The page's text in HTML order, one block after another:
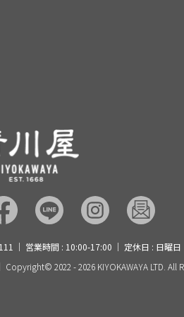
営業時間 : 10:00-17:00
定休日 : 日曜日
Copyright© 2022 - 2026 KIYOKAWAYA LTD. All